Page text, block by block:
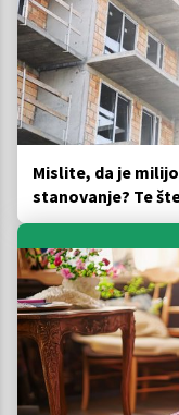
Mislite, da je
stanovanje? Te